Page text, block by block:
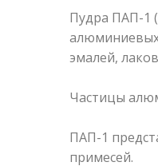
Пудра ПАП-1
эмалей,
Частицы
ПАП-1
примесей.